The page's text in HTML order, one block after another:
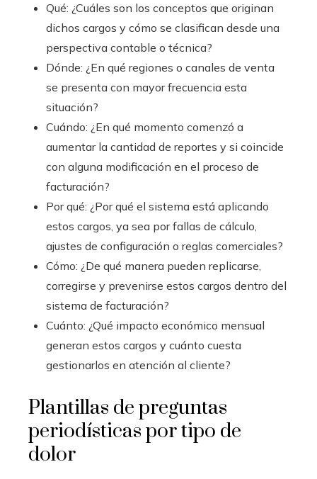
Qué: ¿Cuáles son los conceptos que originan
dichos cargos y cómo se clasifican desde una
perspectiva contable o técnica?
Dónde: ¿En qué regiones o canales de venta
se presenta con mayor frecuencia esta
situación?
Cuándo: ¿En qué momento comenzó a
aumentar la cantidad de reportes y si coincide
con alguna modificación en el proceso de
facturación?
Por qué: ¿Por qué el sistema está aplicando
estos cargos, ya sea por fallas de cálculo,
ajustes de configuración o reglas comerciales?
Cómo: ¿De qué manera pueden replicarse,
corregirse y prevenirse estos cargos dentro del
sistema de facturación?
Cuánto: ¿Qué impacto económico mensual
generan estos cargos y cuánto cuesta
gestionarlos en atención al cliente?
Plantillas de preguntas
periodísticas por tipo de
dolor